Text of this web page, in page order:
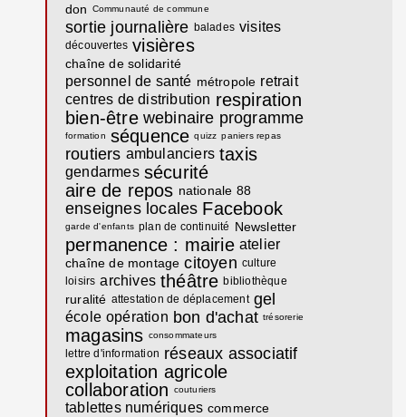
don Communauté de commune
sortie journalière balades visites
découvertes visières
chaîne de solidarité
personnel de santé métropole retrait
centres de distribution respiration
bien-être webinaire programme
formation séquence quizz paniers repas
routiers ambulanciers taxis
gendarmes sécurité
aire de repos nationale 88
enseignes locales Facebook
garde d'enfants plan de continuité Newsletter
permanence : mairie atelier
chaîne de montage citoyen culture
loisirs archives théâtre bibliothèque
ruralité attestation de déplacement gel
école opération bon d'achat trésorerie
magasins consommateurs
lettre d'information réseaux associatif
exploitation agricole
collaboration
couturiers
tablettes numériques commerce